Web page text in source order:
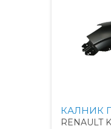
КАЛНИК
RENAULT